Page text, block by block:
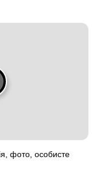
фото, особисте